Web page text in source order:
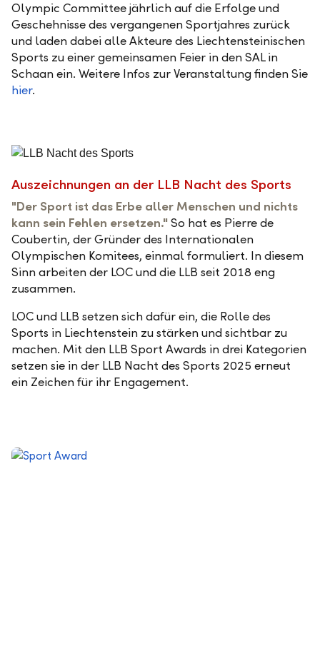
Olympic Committee jährlich auf die Erfolge und
Geschehnisse des vergangenen Sportjahres zurück
und laden dabei alle Akteure des Liechtensteinischen
Sports zu einer gemeinsamen Feier in den SAL in
Schaan ein. Weitere Infos zur Veranstaltung finden Sie
hier.
Auszeichnungen an der LLB Nacht des Sports
"Der Sport ist das Erbe aller Menschen und nichts
kann sein Fehlen ersetzen."So hat es Pierre de
Coubertin, der Gründer des Internationalen
Olympischen Komitees, einmal formuliert. In diesem
Sinn arbeiten der LOC und die LLB seit 2018 eng
zusammen.
LOC und LLB setzen sich dafür ein, die Rolle des
Sports in Liechtenstein zu stärken und sichtbar zu
machen. Mit den LLB Sport Awards in drei Kategorien
setzen sie in der LLB Nacht des Sports 2025 erneut
ein Zeichen für ihr Engagement.